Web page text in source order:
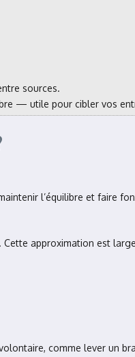
sources.
— utile pour cibler vos
l’équilibre et faire
. Cette approximation est
comme lever un